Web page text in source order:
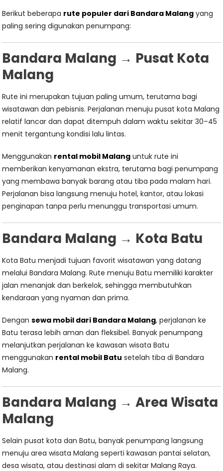
Berikut beberapa rute populer dari Bandara Malang yang
paling sering digunakan penumpang:
Bandara Malang → Pusat Kota
Malang
Rute ini merupakan tujuan paling umum, terutama bagi
wisatawan dan pebisnis. Perjalanan menuju pusat kota Malang
relatif lancar dan dapat ditempuh dalam waktu sekitar 30–45
menit tergantung kondisi lalu lintas.
Menggunakan rental mobil Malang untuk rute ini
memberikan kenyamanan ekstra, terutama bagi penumpang
yang membawa banyak barang atau tiba pada malam hari.
Perjalanan bisa langsung menuju hotel, kantor, atau lokasi
penginapan tanpa perlu menunggu transportasi umum.
Bandara Malang → Kota Batu
Kota Batu menjadi tujuan favorit wisatawan yang datang
melalui Bandara Malang. Rute menuju Batu memiliki karakter
jalan menanjak dan berkelok, sehingga membutuhkan
kendaraan yang nyaman dan prima.
Dengansewa mobil dari Bandara Malang, perjalanan ke
Batu terasa lebih aman dan fleksibel. Banyak penumpang
melanjutkan perjalanan ke kawasan wisata Batu
menggunakan rental mobil Batu setelah tiba di Bandara
Malang.
Bandara Malang → Area Wisata
Malang
Selain pusat kota dan Batu, banyak penumpang langsung
menuju area wisata Malang seperti kawasan pantai selatan,
desa wisata, atau destinasi alam di sekitar Malang Raya.